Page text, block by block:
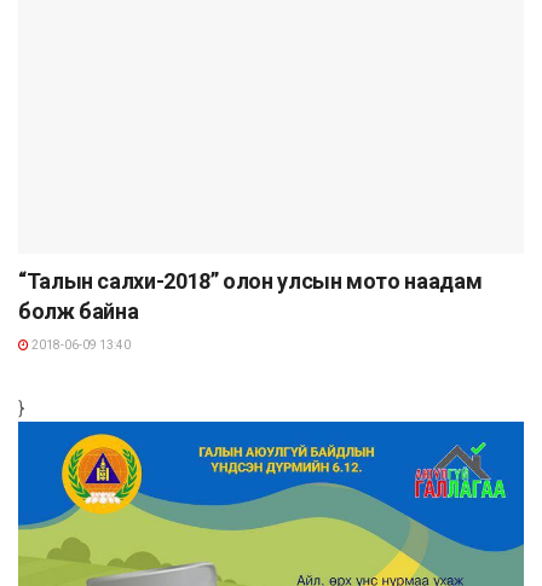
“Талын салхи-2018” олон улсын мото наадам
болж байна
2018-06-09 13:40
}